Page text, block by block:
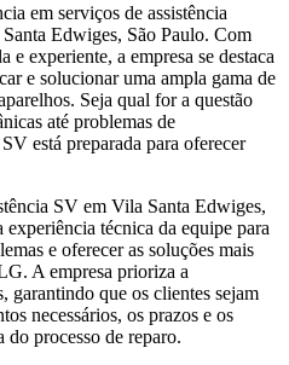
em serviços de assistência
Edwiges, São Paulo. Com
e experiente, a empresa se destaca
e solucionar uma ampla gama de
Seja qual for a questão
até problemas de
está preparada para oferecer
SV em Vila Santa Edwiges,
técnica da equipe para
e oferecer as soluções mais
. A empresa prioriza a
garantindo que os clientes sejam
necessários, os prazos e os
do processo de reparo.